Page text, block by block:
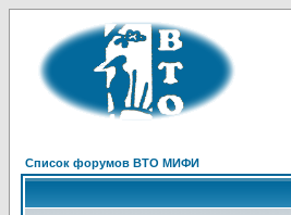
Список форумов ВТО МИФИ